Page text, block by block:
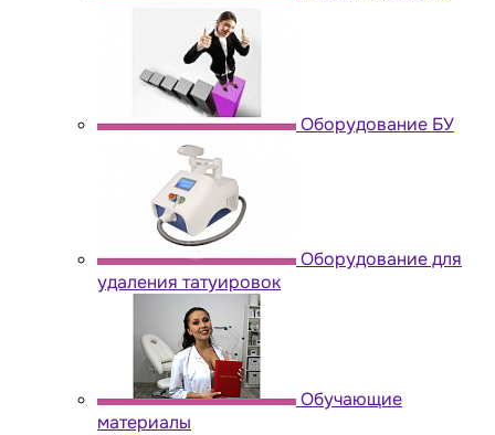
Оборудование БУ
Оборудование для
удаления татуировок
Обучающие
материалы